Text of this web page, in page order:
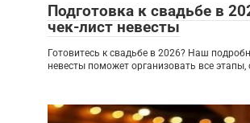
Подготовка к свадьбе в
чек-лист невесты
Готовитесь к свадьбе в 2026? Наш
невесты поможет организовать все этапы,